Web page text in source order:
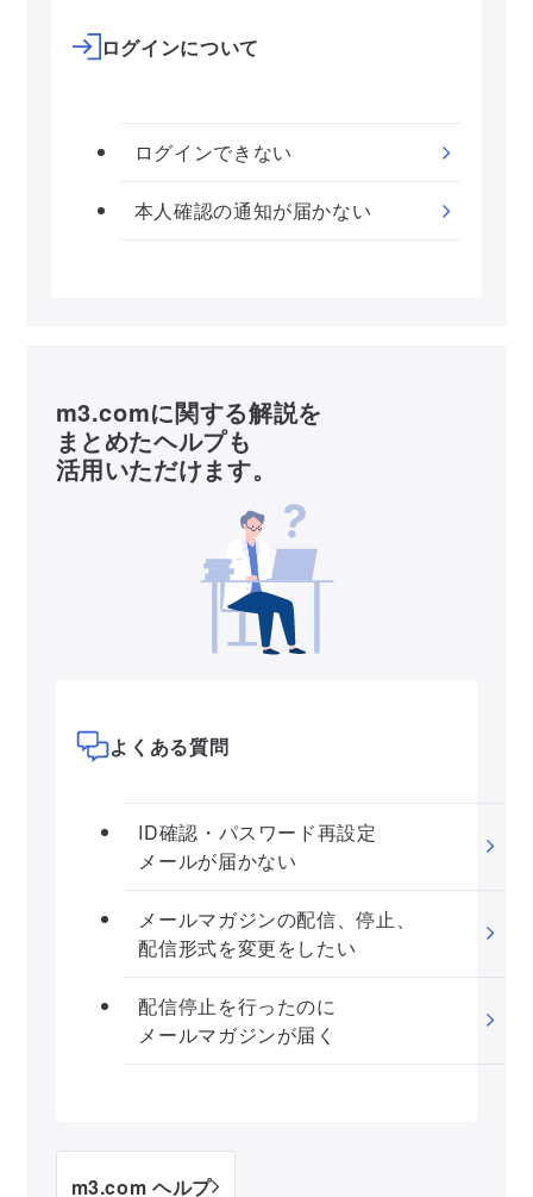
ログインについて
ログインできない
本人確認の通知が届かない
m3.comに関する解説を
まとめたヘルプも
活用いただけます。
よくある質問
ID確認・パスワード再設定
メールが届かない
メールマガジンの配信、停止、
配信形式を変更をしたい
配信停止を行ったのに
メールマガジンが届く
m3.com ヘルプ